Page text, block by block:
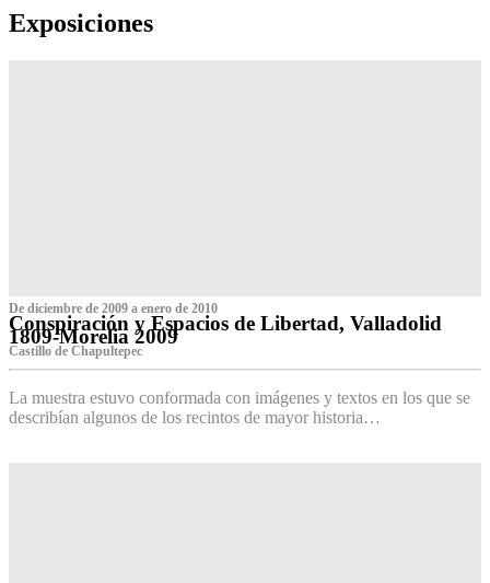
Exposiciones
De diciembre de 2009 a enero de 2010
Conspiración y Espacios de Libertad, Valladolid
1809-Morelia 2009
Castillo de Chapultepec
La muestra estuvo conformada con imágenes y textos en los que se
describían algunos de los recintos de mayor historia…